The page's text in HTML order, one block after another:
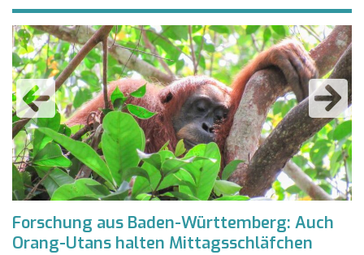
Forschung aus Baden-Württemberg: Auch
Orang-Utans halten Mittagsschläfchen